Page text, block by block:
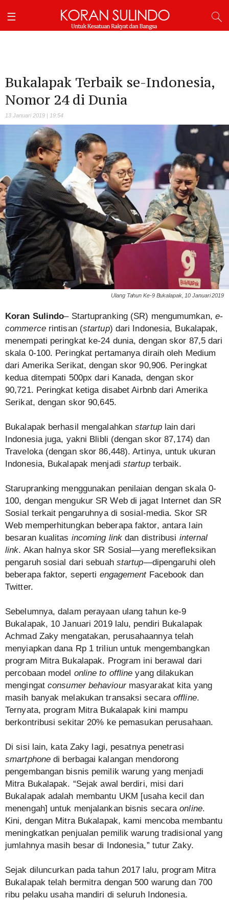
Bukalapak Terbaik se-Indonesia,
Nomor 24 di Dunia
13 Januari 2019 | 19:54
Ulang Tahun Ke-9 Bukalapak, 10 Januari 2019
Koran Sulindo– Startupranking (SR) mengumumkan, e-
commercerintisan (startup) dari Indonesia, Bukalapak,
menempati peringkat ke-24 dunia, dengan skor 87,5 dari
skala 0-100. Peringkat pertamanya diraih oleh Medium
dari Amerika Serikat, dengan skor 90,906. Peringkat
kedua ditempati 500px dari Kanada, dengan skor
90,721. Peringkat ketiga disabet Airbnb dari Amerika
Serikat, dengan skor 90,645.
Bukalapak berhasil mengalahkanstartuplain dari
Indonesia juga, yakni Blibli (dengan skor 87,174) dan
Traveloka (dengan skor 86,448). Artinya, untuk ukuran
Indonesia, Bukalapak menjadi startupterbaik.
Starupranking menggunakan penilaian dengan skala 0-
100, dengan mengukur SR Web di jagat Internet dan SR
Sosial terkait pengaruhnya di sosial-media. Skor SR
Web memperhitungkan beberapa faktor, antara lain
besaran kualitas incoming link dan distribusi internal
link. Akan halnya skor SR Sosial—yang merefleksikan
pengaruh sosial dari sebuah startup—dipengaruhi oleh
beberapa faktor, seperti engagementFacebook dan
Twitter.
Sebelumnya, dalam perayaan ulang tahun ke-9
Bukalapak, 10 Januari 2019 lalu, pendiri Bukalapak
Achmad Zaky mengatakan, perusahaannya telah
menyiapkan dana Rp 1 triliun untuk mengembangkan
program Mitra Bukalapak. Program ini berawal dari
percobaan model online to offline yang dilakukan
mengingat consumer behaviourmasyarakat kita yang
masih banyak melakukan transaksi secaraoffline.
Ternyata, program Mitra Bukalapak kini mampu
berkontribusi sekitar 20% ke pemasukan perusahaan.
Di sisi lain, kata Zaky lagi, pesatnya penetrasi
smartphone di berbagai kalangan mendorong
pengembangan bisnis pemilik warung yang menjadi
Mitra Bukalapak. “Sejak awal berdiri, misi dari
Bukalapak adalah membantu UKM [usaha kecil dan
menengah] untuk menjalankan bisnis secaraonline.
Kini, dengan Mitra Bukalapak, kami mencoba membantu
meningkatkan penjualan pemilik warung tradisional yang
jumlahnya masih besar di Indonesia,” tutur Zaky.
Sejak diluncurkan pada tahun 2017 lalu, program Mitra
Bukalapak telah bermitra dengan 500 warung dan 700
ribu pelaku usaha mandiri di seluruh Indonesia.